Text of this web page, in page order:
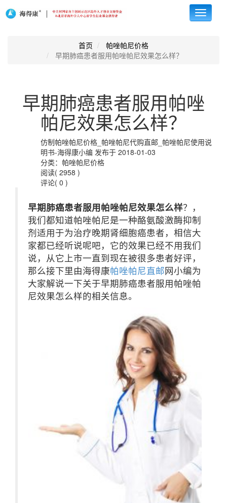
Toggle
首页
帕唑帕尼价格
早期肺癌患者服用帕唑帕尼效果怎么样？
早期肺癌患者服用帕唑
帕尼效果怎么样？
仿制帕唑帕尼价格_帕唑帕尼代购直邮_帕唑帕尼使用说
明书-海得康小编 发布于 2018-01-03
分类：帕唑帕尼价格
阅读( 2958 )
评论( 0 )
早期肺癌患者服用帕唑帕尼效果怎么样？，
我们都知道帕唑帕尼是一种酪氨酸激酶抑制
剂适用于为治疗晚期肾细胞癌患者，相信大
家都已经听说呢吧，它的效果已经不用我们
说，从它上市一直到现在被很多患者好评，
那么接下里由海得康帕唑帕尼直邮网小编为
大家解说一下关于早期肺癌患者服用帕唑帕
尼效果怎么样的相关信息。